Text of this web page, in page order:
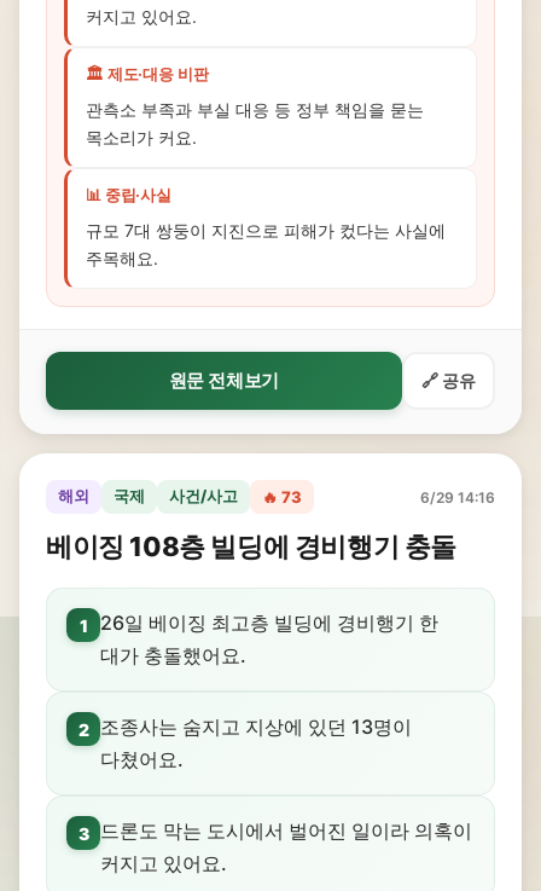
커지고 있어요.
🏛️ 제도·대응 비판
관측소 부족과 부실 대응 등 정부 책임을 묻는
목소리가 커요.
📊 중립·사실
규모 7대 쌍둥이 지진으로 피해가 컸다는 사실에
주목해요.
원문 전체보기 🔗 공유
해외 국제 사건/사고 🔥 73 6/29 14:16
베이징 108층 빌딩에 경비행기 충돌
1
26일 베이징 최고층 빌딩에 경비행기 한
대가 충돌했어요.
2
조종사는 숨지고 지상에 있던 13명이
다쳤어요.
3
드론도 막는 도시에서 벌어진 일이라 의혹이
커지고 있어요.